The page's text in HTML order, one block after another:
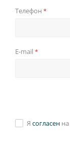
Телефон *
E-mail *
Я согласен на